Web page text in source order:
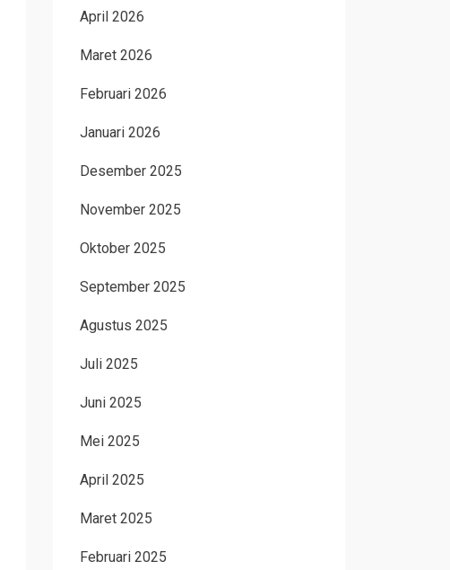
April 2026
Maret 2026
Februari 2026
Januari 2026
Desember 2025
November 2025
Oktober 2025
September 2025
Agustus 2025
Juli 2025
Juni 2025
Mei 2025
April 2025
Maret 2025
Februari 2025